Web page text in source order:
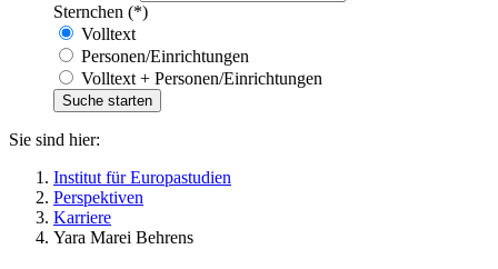
Sternchen (*)
Volltext
Personen/Einrichtungen
Volltext + Personen/Einrichtungen
Sie sind hier:
Institut für Europastudien
Perspektiven
Karriere
Yara Marei Behrens